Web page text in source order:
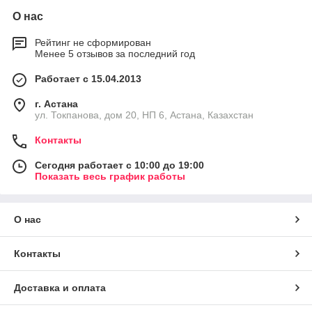
О нас
Рейтинг не сформирован
Менее 5 отзывов за последний год
Работает с 15.04.2013
г. Астана
ул. Токпанова, дом 20, НП 6, Астана, Казахстан
Контакты
Сегодня работает с 10:00 до 19:00
Показать весь график работы
О нас
Контакты
Доставка и оплата